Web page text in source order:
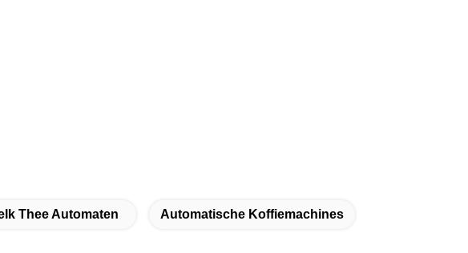
Thee Automaten Automatische Koffiemachines